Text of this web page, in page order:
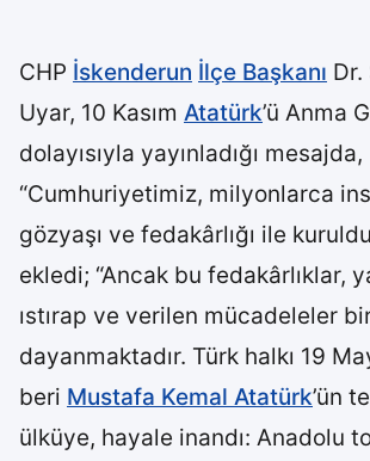
CHP İskenderun İlçe Başkanı Dr.
Uyar, 10 Kasım Atatürk’ü Anma
dolayısıyla yayınladığı mesajda,
“Cumhuriyetimiz, milyonlarca
gözyaşı ve fedakârlığı ile
ekledi; “Ancak bu fedakârlıklar,
ıstırap ve verilen mücadeleler
dayanmaktadır. Türk halkı 19
beri Mustafa Kemal Atatürk’ün
ülküye, hayale inandı: Anadolu